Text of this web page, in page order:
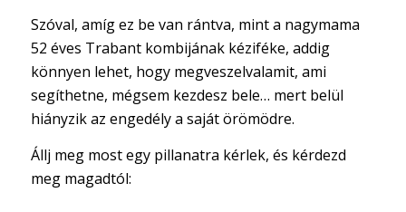
Szóval, amíg ez be van rántva, mint a nagymama
52 éves Trabant kombijának kéziféke, addig
könnyen lehet, hogy megveszelvalamit, ami
segíthetne, mégsem kezdesz bele… mert belül
hiányzik az engedély a saját örömödre.
Állj meg most egy pillanatra kérlek, és kérdezd
meg magadtól: